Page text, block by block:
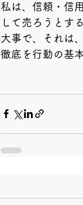
私は、信頼・信
して売ろうとす
大事で、それは
徹底を行動の基